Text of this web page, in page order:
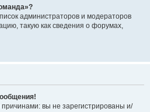
администраторов и модераторов
такую как сведения о форумах,
вы не зарегистрированы и/